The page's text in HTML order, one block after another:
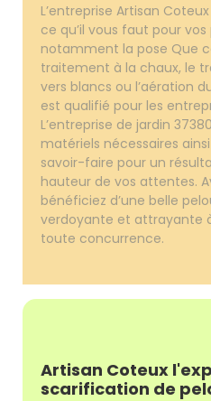
L’entreprise Artisan
ce qu’il vous faut pour
notamment la pose Que
traitement à la chaux, le
vers blancs ou l’aération
est qualifié pour les
L’entreprise de jardin
matériels nécessaires
savoir-faire pour un
hauteur de vos attentes.
bénéficiez d’une belle
verdoyante et attrayante
toute concurrence.
Artisan Coteux
scarification de